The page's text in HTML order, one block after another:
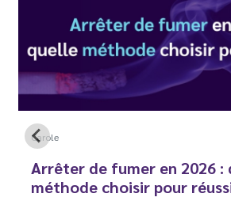
Carole
Arrêter de fumer en 2026 :
méthode choisir pour